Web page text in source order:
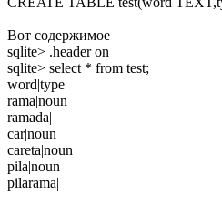
Вот содержимое
sqlite> .header on
sqlite> select * from test;
word|type
rama|noun
ramada|
car|noun
careta|noun
pila|noun
pilarama|